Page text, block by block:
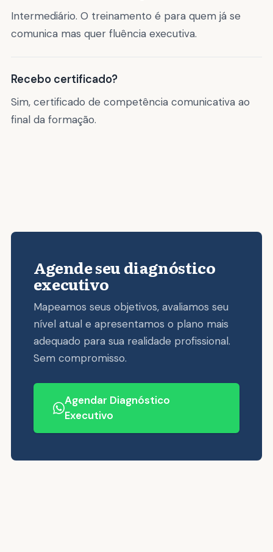
Intermediário. O treinamento é para quem já se
comunica mas quer fluência executiva.
Recebo certificado?
Sim, certificado de competência comunicativa ao
final da formação.
Agende seu diagnóstico
executivo
Mapeamos seus objetivos, avaliamos seu
nível atual e apresentamos o plano mais
adequado para sua realidade profissional.
Sem compromisso.
Agendar Diagnóstico
Executivo